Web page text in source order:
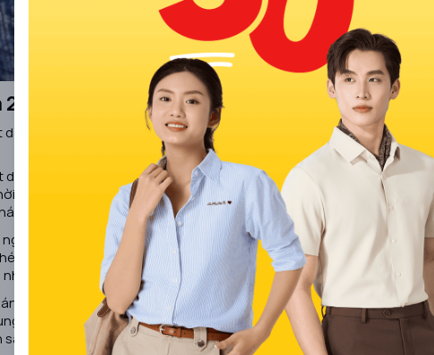
nữ với đa dạng kiểu dáng hòa quyện giữa phong cách cổ điển và
dạ form rộng với phần vai được thiết kế cứng cáp theo xu hướng
trang. Kiểu dáng này không chỉ mang lại cảm giác thoải mái mà còn
đẹp thời đại mới.
ngược với form rộng, áo vest dạ dáng lửng (cropped) đem đến diện
léo khoe vòng eo thon gọn. Đây là lựa chọn hoàn hảo cho những
nổi bật cho tổng thể trang phục.
dài vẫn luôn là món đồ không thể thiếu trong tủ quần áo của các
vẻ ngoài thanh lịch, kiểu áo này dễ dàng phối hợp cùng đầm, chân
sang trọng và tinh tế.